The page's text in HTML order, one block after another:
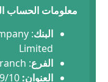
معلومات الحساب
البنك
Limited
الفرع: Lotus Town In Town Branch
العنوان: